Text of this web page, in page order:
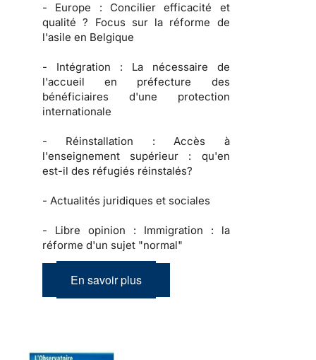
- Europe : Concilier efficacité et
qualité ? Focus sur la réforme de
l'asile en Belgique
- Intégration : La nécessaire de
l'accueil en préfecture des
bénéficiaires d'une protection
internationale
- Réinstallation : Accès à
l'enseignement supérieur : qu'en
est-il des réfugiés réinstalés?
- Actualités juridiques et sociales
- Libre opinion : Immigration : la
réforme d'un sujet "normal"
En savoir plus